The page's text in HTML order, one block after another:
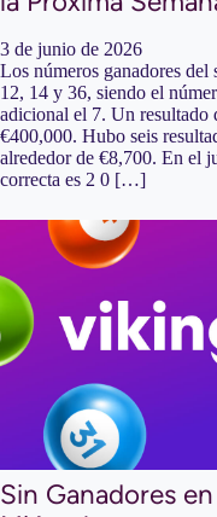
3 de junio de 2026
Los números ganadores del
12, 14 y 36, siendo el
adicional el 7. Un resultado
€400,000. Hubo seis
alrededor de €8,700. En el
correcta es 2 0 […]
Sin Ganadores